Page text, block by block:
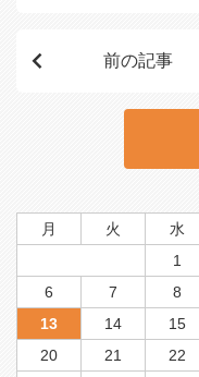
前の記事
月
火 水
1
6
7 8
13
14 15
20
21 22